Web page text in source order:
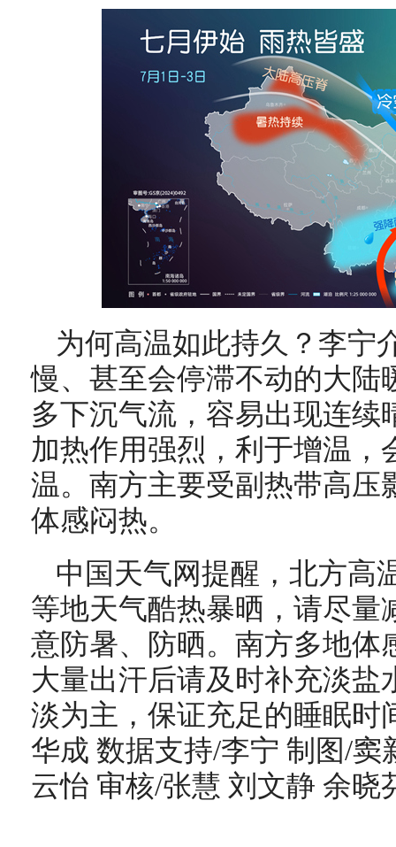
为何高温如此持久？李宁
慢、甚至会停滞不动的大陆
多下沉气流，容易出现连续
加热作用强烈，利于增温，
温。南方主要受副热带高压
体感闷热。
中国天气网提醒，北方高
等地天气酷热暴晒，请尽量
意防暑、防晒。南方多地体
大量出汗后请及时补充淡盐
淡为主，保证充足的睡眠时
华成 数据支持/李宁 制图/窦
云怡 审核/张慧 刘文静 余晓